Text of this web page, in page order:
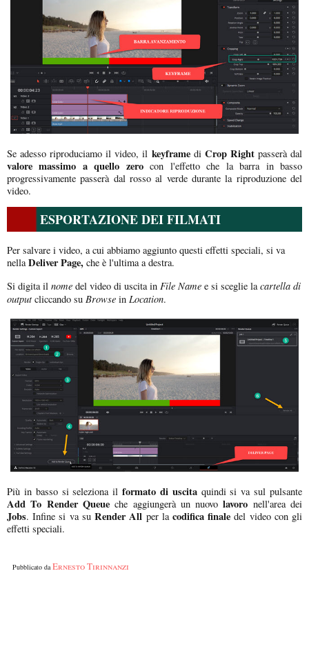
Se adesso riproduciamo il video, il keyframediCrop Rightpasserà dal
valore massimo a quello zerocon l'effetto che la barra in basso
progressivamente passerà dal rosso al verde durante la riproduzione del
video.
ESPORTAZIONE DEI FILMATI
Per salvare i video, a cui abbiamo aggiunto questi effetti speciali, si va
nellaDeliver Page, che è l'ultima a destra.
Si digita il nome del video di uscita in File Name e si sceglie la cartella di
outputcliccando su Browse in Location.
Più in basso si seleziona il formato di uscitaquindi si va sul pulsante
Add To Render Queueche aggiungerà un nuovo lavoro nell'area dei
Jobs. Infine si va suRender All per la codifica finale del video con gli
effetti speciali.
Pubblicato daErnesto Tirinnanzi